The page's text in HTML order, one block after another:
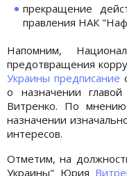
прекращение
правления НАК
Напомним,
предотвращения
Украины предписание
о назначении
Витренко. По мнению
назначении
интересов.
Отметим, на
Украины" Юрия